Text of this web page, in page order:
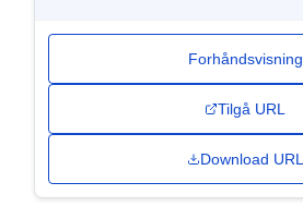
Forhåndsvisning
Tilgå URL
Download URL